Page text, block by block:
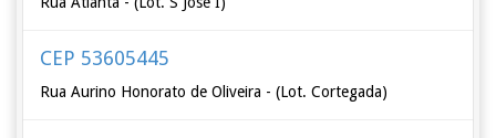
CEP 53605445
Rua Aurino Honorato de Oliveira - (Lot. Cortegada)